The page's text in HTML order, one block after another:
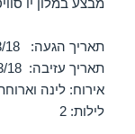
מבצע במלון יו
תאריך הגעה: 27/03/18
תאריך עזיבה: 29/03/18
אירוח: לינה
לילות: 2